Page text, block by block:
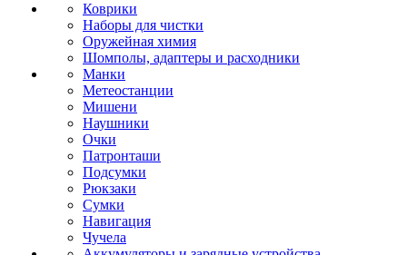
Коврики
Наборы для чистки
Оружейная химия
Шомполы, адаптеры и расходники
Манки
Метеостанции
Мишени
Наушники
Очки
Патронташи
Подсумки
Рюкзаки
Сумки
Навигация
Чучела